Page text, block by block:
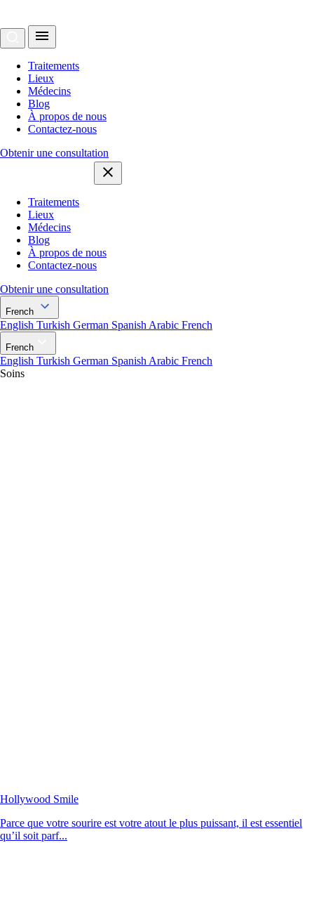
Traitements
Lieux
Médecins
Blog
À propos de nous
Contactez-nous
Obtenir une consultation
Traitements
Lieux
Médecins
Blog
À propos de nous
Contactez-nous
Obtenir une consultation
French
English Turkish German Spanish Arabic French
French
English Turkish German Spanish Arabic French
Soins
Hollywood Smile
Parce que votre sourire est votre atout le plus puissant, il est essentiel
qu’il soit parf...